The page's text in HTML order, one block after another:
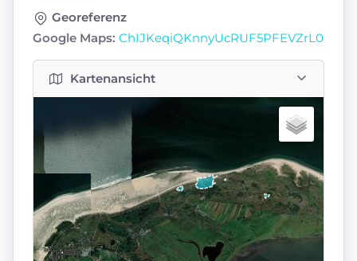
Georeferenz
Google Maps: ChIJKeqiQKnnyUcRUF5PFEVZrL0
Kartenansicht